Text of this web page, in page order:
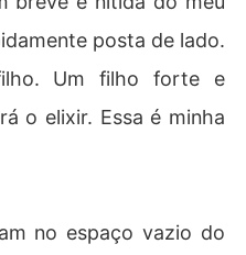
posta de lado.
Um filho forte e
o elixir. Essa é minha
no espaço vazio do